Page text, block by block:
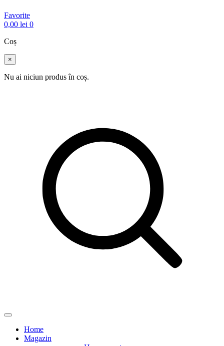
Favorite
0,00 lei 0
Coș
×
Nu ai niciun produs în coș.
Home
Magazin